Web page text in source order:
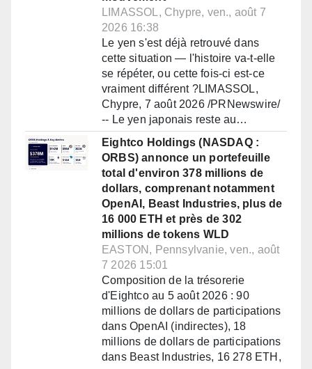
LIMASSOL, Chypre, ven., août 7
2026 16:38
Le yen s'est déjà retrouvé dans
cette situation — l'histoire va-t-elle
se répéter, ou cette fois-ci est-ce
vraiment différent ?LIMASSOL,
Chypre, 7 août 2026 /PRNewswire/
-- Le yen japonais reste au…
Eightco Holdings (NASDAQ :
ORBS) annonce un portefeuille
total d'environ 378 millions de
dollars, comprenant notamment
OpenAI, Beast Industries, plus de
16 000 ETH et près de 302
millions de tokens WLD
EASTON, Pennsylvanie, ven., août
7 2026 15:01
Composition de la trésorerie
d'Eightco au 5 août 2026 : 90
millions de dollars de participations
dans OpenAI (indirectes), 18
millions de dollars de participations
dans Beast Industries, 16 278 ETH,